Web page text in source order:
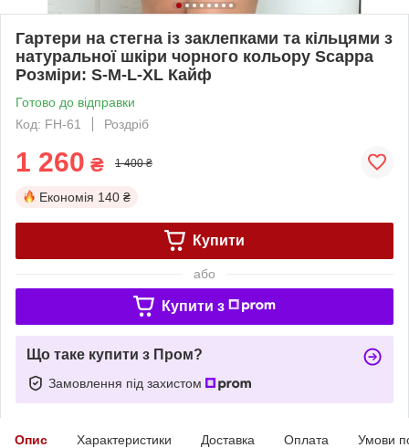
Гартери на стегна із заклепками та кільцями з
натуральної шкіри чорного кольору Scappa
Розміри: S-M-L-XL Кайф
Готово до відправки
Код: FH-61
Роздріб
1 260 ₴ 1 400 ₴
Економія 140 ₴
Купити
або
Купити з
Що таке купити з Пром?
Замовлення під захистом
Опис Характеристики Доставка Оплата Умови